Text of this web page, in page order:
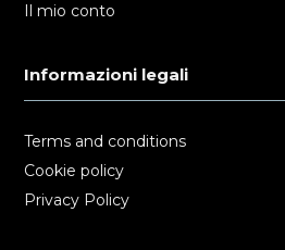
Il mio conto
Informazioni legali
Terms and conditions
Cookie policy
Privacy Policy